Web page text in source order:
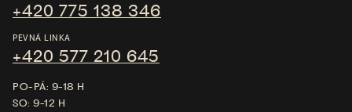
+420 775 138 346
PEVNÁ LINKA
+420 577 210 645
PO-PÁ: 9-18 H
SO: 9-12 H